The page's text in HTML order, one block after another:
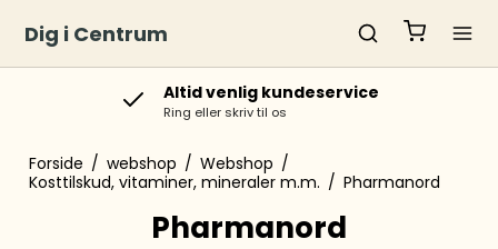
Dig i Centrum
Levering
Order lavet inden kl. 10 sendes samme dag
Forside / webshop / Webshop /
Kosttilskud, vitaminer, mineraler m.m. / Pharmanord
Pharmanord